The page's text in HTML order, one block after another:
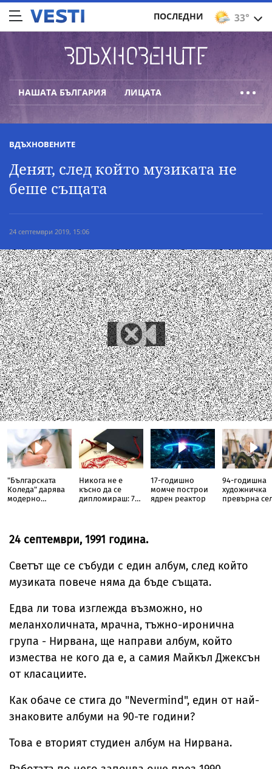
НАШАТА БЪЛГАРИЯ ЛИЦАТА
33°
ПОСЛЕДНИ
ВДЪХНОВЕНИТЕ
Денят, след който музиката не
беше същата
24 септември 2019, 15:06
"Българската
Коледа" дарява
модерно
МБАЛ
Благоевград
Никога не е
късно да се
дипломираш: 70-
медицина
17-годишно
момче построи
ядрен реактор
94-годишна
художничка
превърна
24 септември, 1991 година.
Светът ще се събуди с един албум, след който
музиката повече няма да бъде същата.
Едва ли това изглежда възможно, но
меланхоличната, мрачна, тъжно-иронична
група - Нирвана, ще направи албум, който
измества не кого да е, а самия Майкъл Джексън
от класациите.
Как обаче се стига до "Nevermind", един от най-
знаковите албуми на 90-те години?
Това е вторият студиен албум на Нирвана.